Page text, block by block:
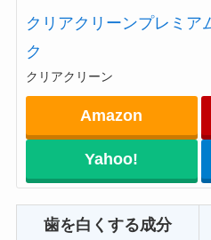
クリアクリーンプレミア
ク
クリアクリーン
Amazon
Yahoo!
歯を白くする成分